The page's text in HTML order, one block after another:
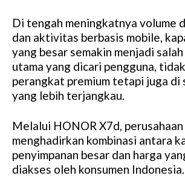
Di tengah meningkatnya volume
dan aktivitas berbasis mobile,
yang besar semakin menjadi
utama yang dicari pengguna,
perangkat premium tetapi juga di
yang lebih terjangkau.
Melalui HONOR X7d,
menghadirkan kombinasi antara
penyimpanan besar dan harga
diakses oleh konsumen Indonesia.